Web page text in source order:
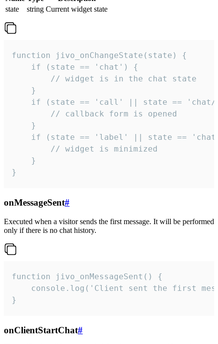
state
string Current widget state
function jivo_onChangeState(state) {
    if (state == 'chat') {
        // widget is in the chat state
    }
if (state == 'call' || state ==
        // callback form is opened
    }
if (state == 'label' || state ==
        // widget is minimized
    }
}
onMessageSent#
Executed when a visitor sends the first message. It will be performed
only if there is no chat history.
function jivo_onMessageSent() {
console.log('Client sent the first
}
onClientStartChat#